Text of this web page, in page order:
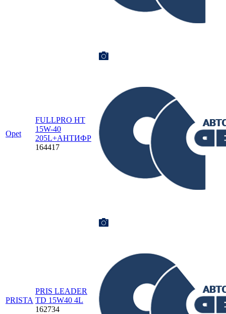
Opet
FULLPRO HT
15W-40
205L+АНТИФР
164417
PRISTA
PRIS LEADER
TD 15W40 4L
162734